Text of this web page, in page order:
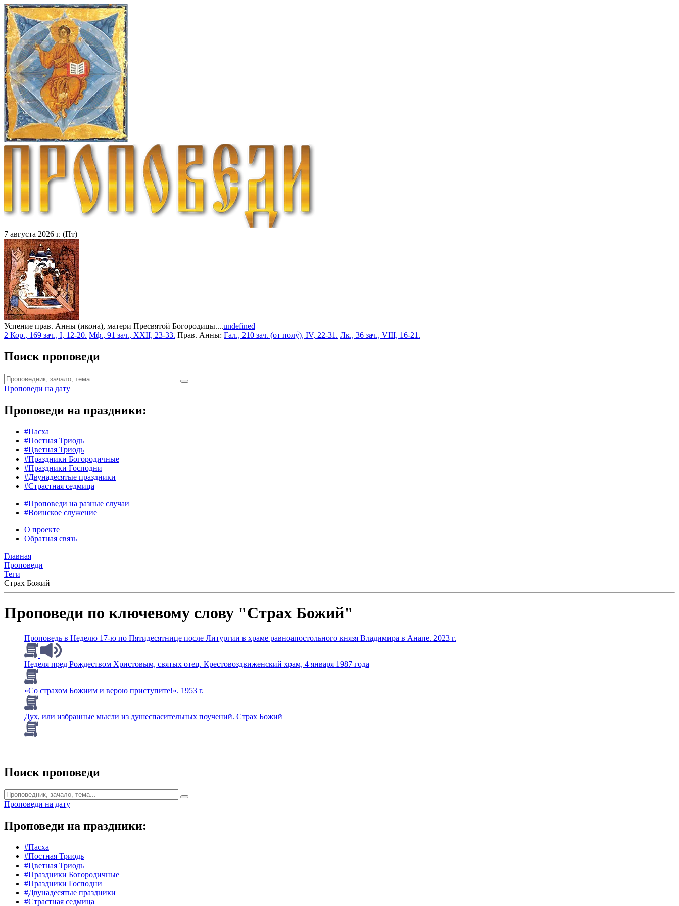
7 августа 2026 г. (Пт)
Успение прав. Анны (икона), матери Пресвятой Богородицы....undefined
2 Кор., 169 зач., I, 12-20. Мф., 91 зач., XXII, 23-33. Прав. Анны: Гал., 210 зач. (от полу́), IV, 22-31. Лк., 36 зач., VIII, 16-21.
Поиск проповеди
Проповеди на дату
Проповеди на праздники:
#Пасха
#Постная Триодь
#Цветная Триодь
#Праздники Богородичные
#Праздники Господни
#Двунадесятые праздники
#Страстная седмица
#Проповеди на разные случаи
#Воинское служение
О проекте
Обратная связь
Главная
Проповеди
Теги
Страх Божий
Проповеди по ключевому слову "Страх Божий"
Проповедь в Неделю 17-ю по Пятидесятнице после Литургии в храме равноапостольного князя Владимира в Анапе. 2023 г.
Неделя пред Рождеством Христовым, святых отец. Крестовоздвиженский храм, 4 января 1987 года
«Со страхом Божиим и верою приступите!». 1953 г.
Дух, или избранные мысли из душеспасительных поучений. Страх Божий
Поиск проповеди
Проповеди на дату
Проповеди на праздники:
#Пасха
#Постная Триодь
#Цветная Триодь
#Праздники Богородичные
#Праздники Господни
#Двунадесятые праздники
#Страстная седмица